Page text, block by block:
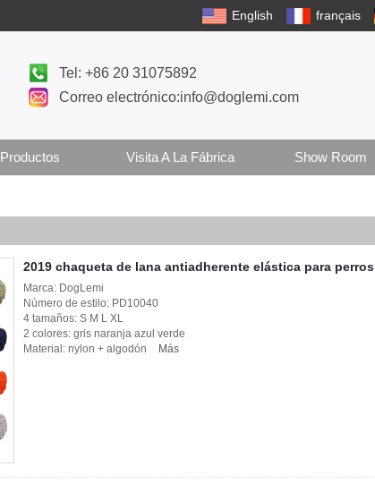
English français
Tel: +86 20 31075892
Correo electrónico:info@doglemi.com
Productos Visita A La Fábrica Show Room
2019 chaqueta de lana antiadherente elástica para perros
Marca: DogLemi
Número de estilo: PD10040
4 tamaños: S M L XL
2 colores: gris naranja azul verde
Material: nylon + algodón
Más